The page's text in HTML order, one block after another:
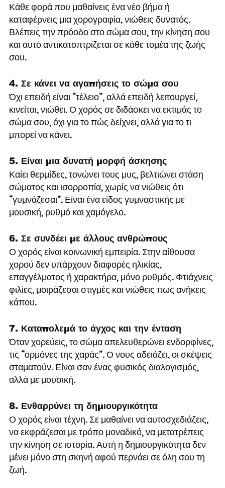
Κάθε φορά που μαθαίνεις ένα νέο βήμα ή
καταφέρνεις μια χορογραφία, νιώθεις δυνατός.
Βλέπεις την πρόοδο στο σώμα σου, την κίνηση σου
και αυτό αντικατοπτρίζεται σε κάθε τομέα της ζωής
σου.
4. Σε κάνει να αγαπήσεις το σώμα σου
Όχι επειδή είναι “τέλειο”, αλλά επειδή λειτουργεί,
κινείται, νιώθει. Ο χορός σε διδάσκει να εκτιμάς το
σώμα σου, όχι για το πώς δείχνει, αλλά για το τι
μπορεί να κάνει.
5. Είναι μια δυνατή μορφή άσκησης
Καίει θερμίδες, τονώνει τους μυς, βελτιώνει στάση
σώματος και ισορροπία, χωρίς να νιώθεις ότι
“γυμνάζεσαι”. Είναι ένα είδος γυμναστικής με
μουσική, ρυθμό και χαμόγελο.
6. Σε συνδέει με άλλους ανθρώπους
Ο χορός είναι κοινωνική εμπειρία. Στην αίθουσα
χορού δεν υπάρχουν διαφορές ηλικίας,
επαγγέλματος ή χαρακτήρα, μόνο ρυθμός. Φτιάχνεις
φιλίες, μοιράζεσαι στιγμές και νιώθεις πως ανήκεις
κάπου.
7. Καταπολεμά το άγχος και την ένταση
Όταν χορεύεις, το σώμα απελευθερώνει ενδορφίνες,
τις “ορμόνες της χαράς”. Ο νους αδειάζει, οι σκέψεις
σταματούν. Είναι σαν ένας φυσικός διαλογισμός,
αλλά με μουσική.
8. Ενθαρρύνει τη δημιουργικότητα
Ο χορός είναι τέχνη. Σε μαθαίνει να αυτοσχεδιάζεις,
να εκφράζεσαι με τρόπο μοναδικό, να μετατρέπεις
την κίνηση σε ιστορία. Αυτή η δημιουργικότητα δεν
μένει μόνο στη σκηνή αφού περνάει σε όλη σου τη
ζωή.